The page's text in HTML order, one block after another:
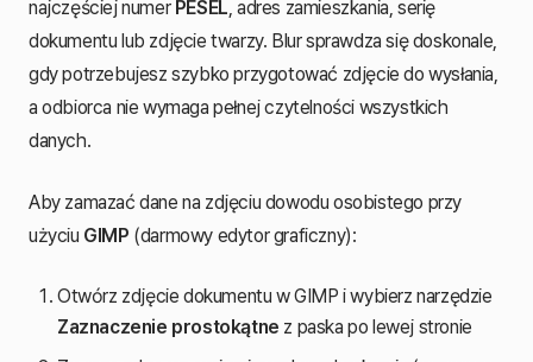
najczęściej numer PESEL, adres zamieszkania, serię
dokumentu lub zdjęcie twarzy. Blur sprawdza się doskonale,
gdy potrzebujesz szybko przygotować zdjęcie do wysłania,
a odbiorca nie wymaga pełnej czytelności wszystkich
danych.
Aby zamazać dane na zdjęciu dowodu osobistego przy
użyciu GIMP (darmowy edytor graficzny):
Otwórz zdjęcie dokumentu w GIMP i wybierz narzędzie
Zaznaczenie prostokątne z paska po lewej stronie